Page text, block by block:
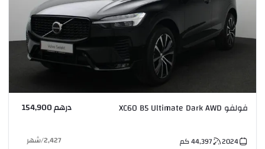
فولفو XC60 B5 Ultimate Dark AWD درهم 154,900
2024
44,397كم 2,427
/شهر